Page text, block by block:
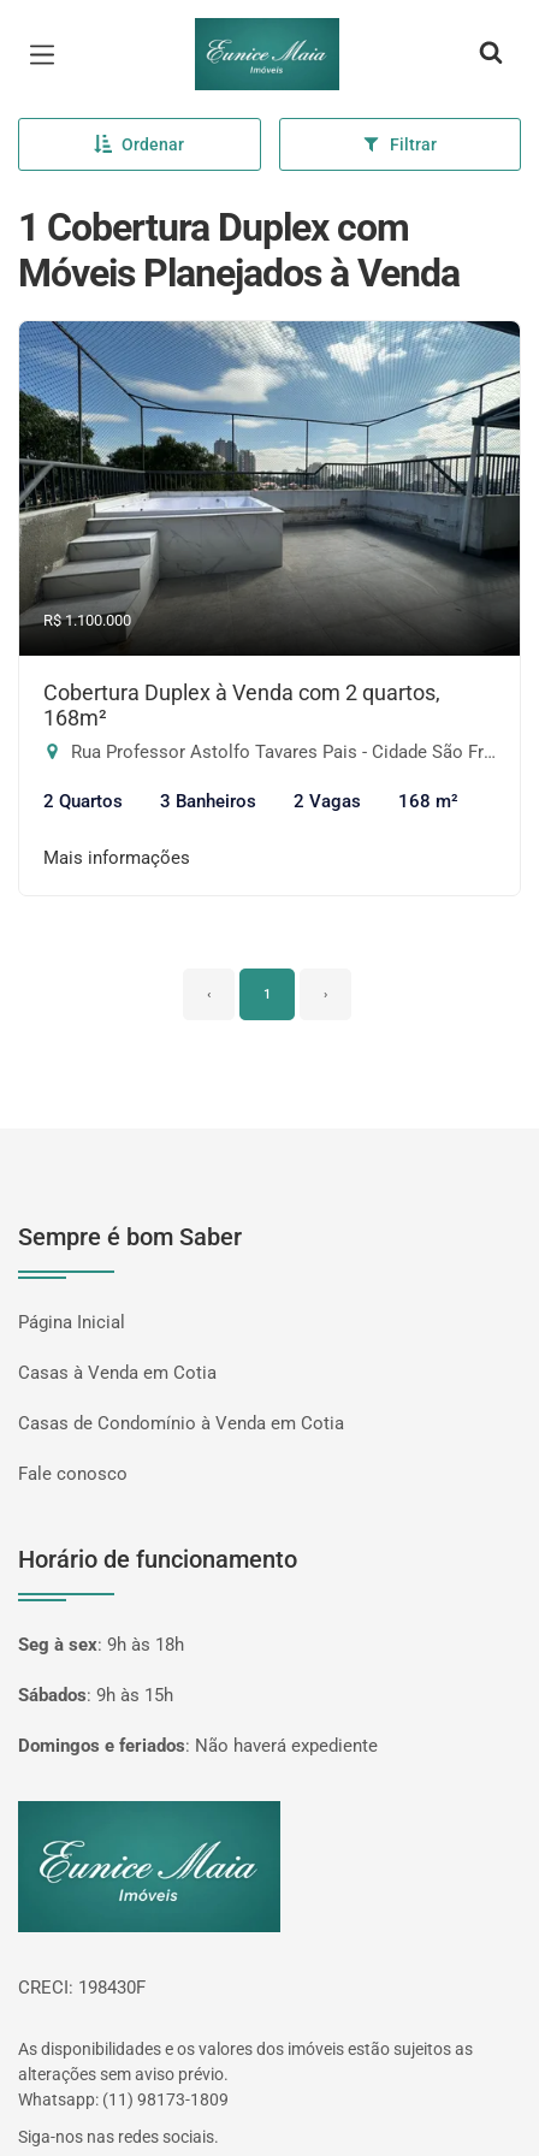
Página inicial
Ordenar Filtrar
1 Cobertura Duplex com
Móveis Planejados à Venda
R$ 1.100.000
Cobertura Duplex à Venda com 2 quartos,
168m²
Rua Professor Astolfo Tavares Pais - Cidade São Francisco, São Paulo-SP
2 Quartos 3 Banheiros 2 Vagas 168 m²
Mais informações
‹ 1 ›
Sempre é bom Saber
Página Inicial
Casas à Venda em Cotia
Casas de Condomínio à Venda em Cotia
Fale conosco
Horário de funcionamento
Seg à sex: 9h às 18h
Sábados: 9h às 15h
Domingos e feriados: Não haverá expediente
CRECI: 198430F
As disponibilidades e os valores dos imóveis estão sujeitos as
alterações sem aviso prévio.
Whatsapp: (11) 98173-1809
Siga-nos nas redes sociais.